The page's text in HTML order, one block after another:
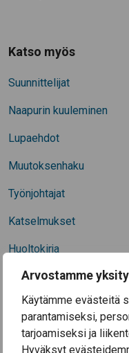
Arvostamme
Käytämme evästeitä
parantamiseksi,
tarjoamiseksi ja
Hyväksyt
Katso myös
Suunnittelijat
Naapurin kuuleminen
Lupaehdot
Muutoksenhaku
Työnjohtajat
Katselmukset
Huoltokirja
Liitteen lisääminen
Sähkötarkastukset
Ilmoitus verottajalle